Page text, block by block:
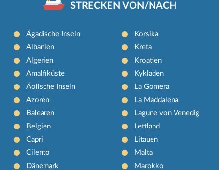
STRECKEN VON/NACH
Ägadische Inseln
Albanien
Algerien
Amalfiküste
Äolische Inseln
Azoren
Balearen
Belgien
Capri
Cilento
Dänemark
Korsika
Kreta
Kroatien
Kykladen
La Gomera
La Maddalena
Lagune von Venedig
Lettland
Litauen
Malta
Marokko